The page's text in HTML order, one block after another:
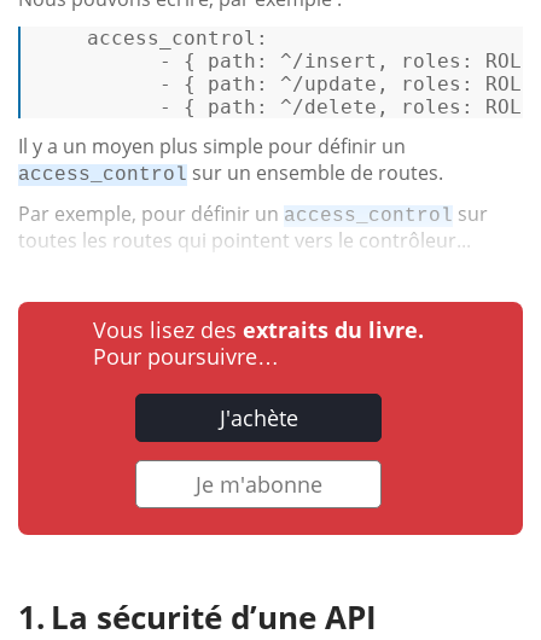
access_control:
-
{ path: ^/insert , roles:
-
{ path: ^/update , roles:
-
{ path: ^/delete , roles:
Il y a un moyen plus simple pour définir un
access_control sur un ensemble de routes.
Par exemple, pour définir un access_control sur
toutes les routes qui pointent vers le contrôleur...
Vous lisez des extraits du livre.
Pour poursuivre…
J'achète
Je m'abonne
La sécurité d’une API